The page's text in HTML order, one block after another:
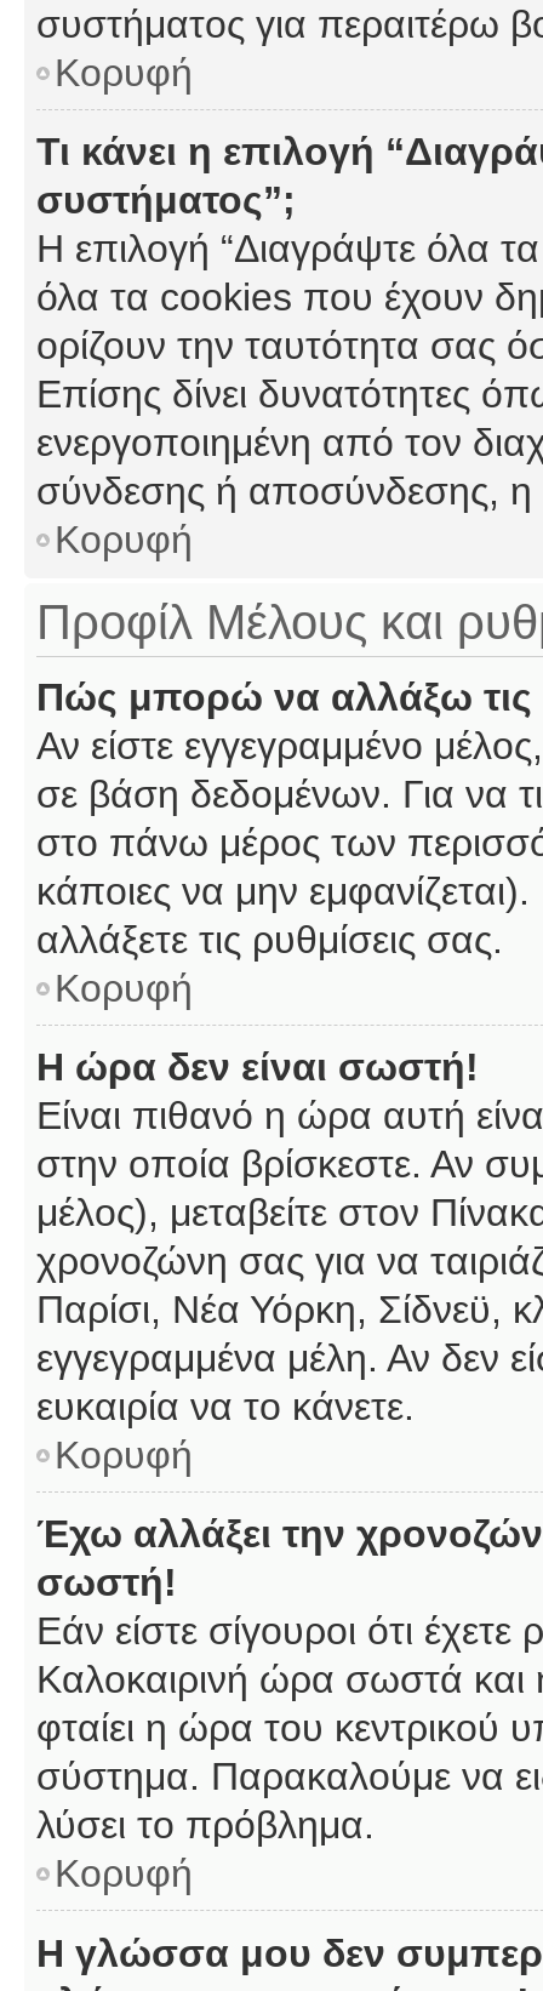
συστήματος για περαιτέρω
Κορυφή
Τι κάνει η επιλογή
συστήματος”;
Η επιλογή “Διαγράψτε όλα
όλα τα cookies που έχουν
ορίζουν την ταυτότητα σας
Επίσης δίνει δυνατότητες
ενεργοποιημένη από τον
σύνδεσης ή αποσύνδεσης, η
Κορυφή
Προφίλ Μέλους και
Πώς μπορώ να αλλάξω τις
Αν είστε εγγεγραμμένο
σε βάση δεδομένων. Για να
στο πάνω μέρος των
κάποιες να μην
αλλάξετε τις ρυθμίσεις σας.
Κορυφή
Η ώρα δεν είναι σωστή!
Είναι πιθανό η ώρα αυτή
στην οποία βρίσκεστε. Αν
μέλος), μεταβείτε στον
χρονοζώνη σας για να
Παρίσι, Νέα Υόρκη, Σίδνεϋ,
εγγεγραμμένα μέλη. Αν δεν
ευκαιρία να το κάνετε.
Κορυφή
Έχω αλλάξει την
σωστή!
Εάν είστε σίγουροι ότι
Καλοκαιρινή ώρα σωστά και
φταίει η ώρα του κεντρικού
σύστημα. Παρακαλούμε να
λύσει το πρόβλημα.
Κορυφή
Η γλώσσα μου δεν